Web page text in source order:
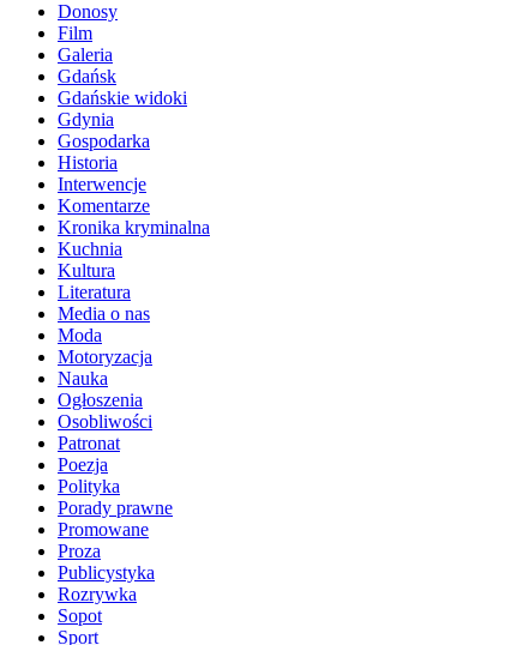
Donosy
Film
Galeria
Gdańsk
Gdańskie widoki
Gdynia
Gospodarka
Historia
Interwencje
Komentarze
Kronika kryminalna
Kuchnia
Kultura
Literatura
Media o nas
Moda
Motoryzacja
Nauka
Ogłoszenia
Osobliwości
Patronat
Poezja
Polityka
Porady prawne
Promowane
Proza
Publicystyka
Rozrywka
Sopot
Sport